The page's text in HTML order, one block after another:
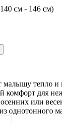
см - 146 см)
тепло и
комфорт для
или
однотонного